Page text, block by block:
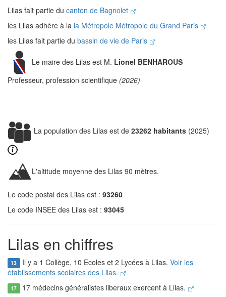
Lilas fait partie du canton de Bagnolet
les Lilas adhère à la la Métropole Métropole du Grand Paris
les Lilas fait partie du bassin de vie de Paris
Le maire des Lilas est M. Lionel BENHAROUS -
Professeur, profession scientifique (2026)
La population des Lilas est de 23262 habitants (2025)
L'altitude moyenne des Lilas 90 mètres.
Le code postal des Lilas est : 93260
Le code INSEE des Lilas est : 93045
Lilas en chiffres
13 Il y a 1 Collège, 10 Ecoles et 2 Lycées à Lilas. Voir les
établissements scolaires des Lilas.
17 17 médecins généralistes liberaux exercent à Lilas.